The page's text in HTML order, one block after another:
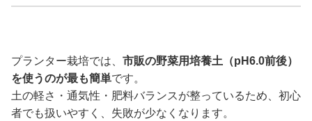
プランター栽培では、 市販の野菜用培養土（pH6.0前後）
を使うのが最も簡単です。
土の軽さ・通気性・肥料バランスが整っているため、初心
者でも扱いやすく、失敗が少なくなります。